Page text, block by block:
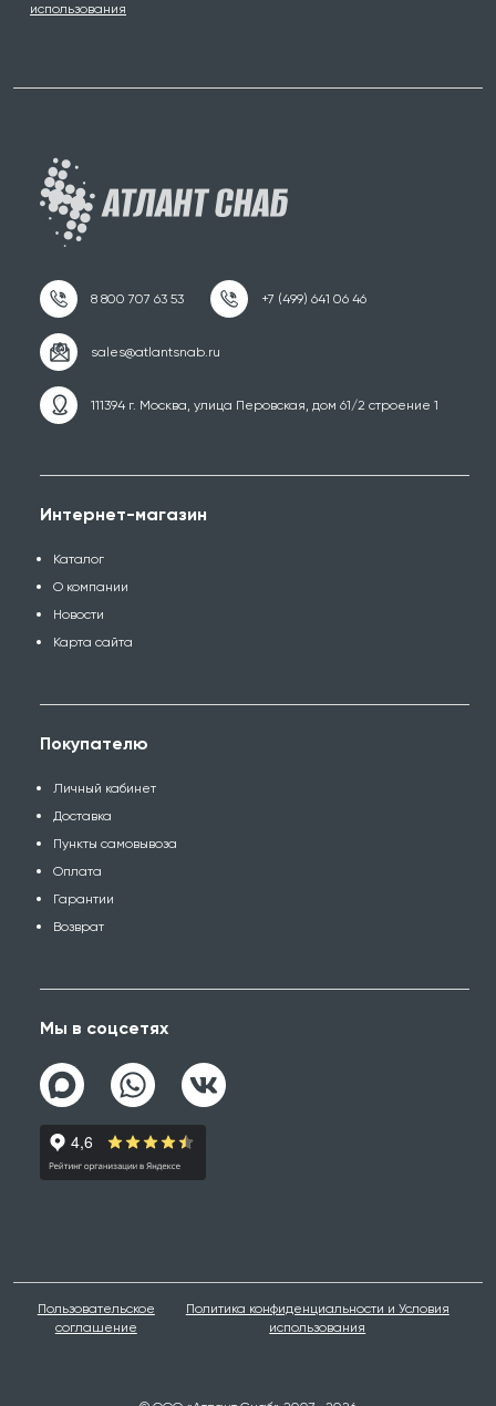
использования
111394 г. Москва, улица Перовская, дом 61/2 строение 1
Интернет-магазин
Каталог
О компании
Новости
Карта сайта
Покупателю
Личный кабинет
Доставка
Пункты самовывоза
Оплата
Гарантии
Возврат
Мы в соцсетях
Пользовательское
соглашение
Политика конфиденциальности и Условия
использования